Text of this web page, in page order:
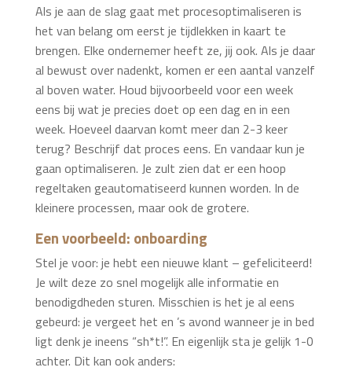
Als je aan de slag gaat met procesoptimaliseren is
het van belang om eerst je tijdlekken in kaart te
brengen. Elke ondernemer heeft ze, jij ook. Als je daar
al bewust over nadenkt, komen er een aantal vanzelf
al boven water. Houd bijvoorbeeld voor een week
eens bij wat je precies doet op een dag en in een
week. Hoeveel daarvan komt meer dan 2-3 keer
terug? Beschrijf dat proces eens. En vandaar kun je
gaan optimaliseren. Je zult zien dat er een hoop
regeltaken geautomatiseerd kunnen worden. In de
kleinere processen, maar ook de grotere.
Een voorbeeld: onboarding
Stel je voor: je hebt een nieuwe klant – gefeliciteerd!
Je wilt deze zo snel mogelijk alle informatie en
benodigdheden sturen. Misschien is het je al eens
gebeurd: je vergeet het en ’s avond wanneer je in bed
ligt denk je ineens “sh*t!”. En eigenlijk sta je gelijk 1-0
achter. Dit kan ook anders: